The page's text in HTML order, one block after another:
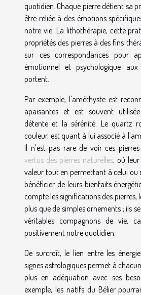
quotidien. Chaque pierre détient sa
être reliée à des émotions
notre vie. La lithothérapie, cette
propriétés des pierres à des fins
sur ces correspondances pour
émotionnel et psychologique
portent.
Par exemple, l'améthyste est
apaisantes et est souvent
détente et la sérénité. Le quartz
couleur, est quant à lui associé à
Il n'est pas rare de voir ces
vertus des pierres naturelles, où
valeur tout en permettant à celui ou
bénéficier de leurs bienfaits
compte les significations des pierres,
plus que de simples ornements ; ils
véritables compagnons de vie,
positivement notre quotidien.
De surcroît, le lien entre les
signes astrologiques permet à
plus en adéquation avec ses
exemple, les natifs du Bélier